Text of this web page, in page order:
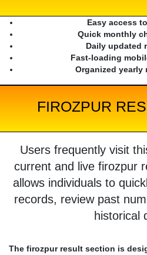
Easy access
Quick monthly
Daily updated
Fast-loading
Organized
FIROZPUR
Users frequently visit
current and live firozpur
allows individuals to
records, review past
historical
The firozpur result section is